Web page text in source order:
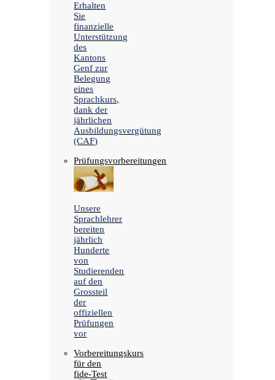
Erhalten
Sie
finanzielle
Unterstützung
des
Kantons
Genf zur
Belegung
eines
Sprachkurs,
dank der
jährlichen
Ausbildungsvergütung
(CAF)
Prüfungsvorbereitungen
Unsere
Sprachlehrer
bereiten
jährlich
Hunderte
von
Studierenden
auf den
Grossteil
der
offiziellen
Prüfungen
vor
Vorbereitungskurs
für den
fide-Test